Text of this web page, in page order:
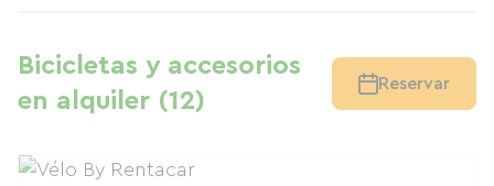
Bicicletas y accesorios
en alquiler (12)
Reservar